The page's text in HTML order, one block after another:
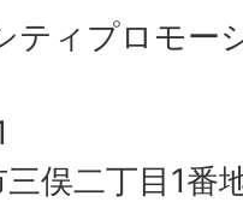
ティプロモー
俣二丁目1番